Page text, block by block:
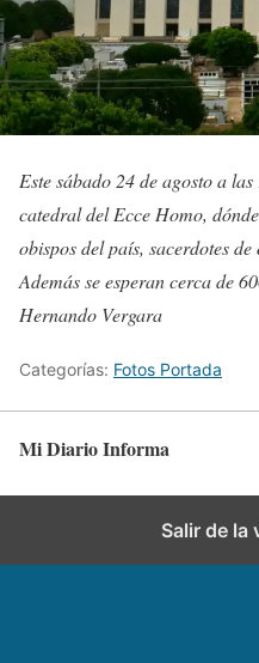
Este sábado 24 de agosto a
catedral del Ecce Homo,
obispos del país, sacerdotes
Además se esperan cerca de
Hernando Vergara
Categorías: Fotos Portada
Mi Diario Informa
Salir de la